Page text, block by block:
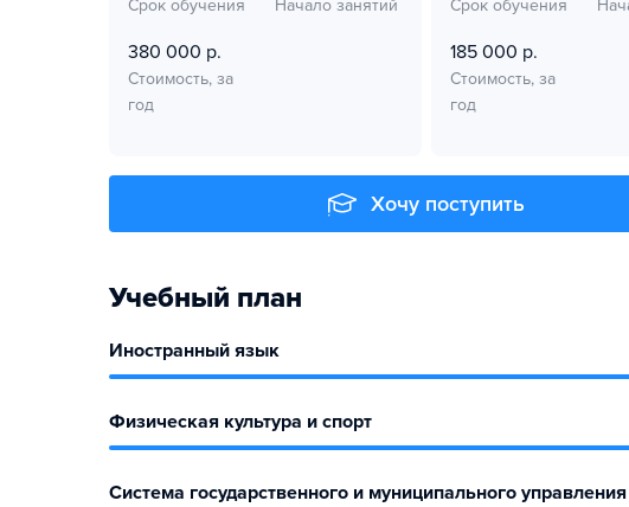
Срок обучения Начало занятий
380 000 р.
Стоимость, за
год
Срок обучения
185 000 р.
Стоимость, за
год
Хочу поступить
Учебный план
Иностранный язык
Физическая культура и спорт
Система государственного и муниципального управления